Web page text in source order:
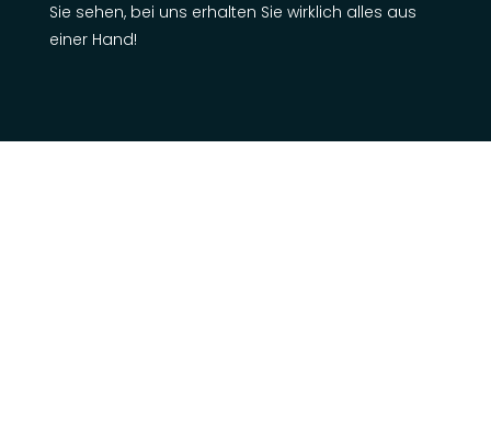
Sie sehen, bei uns erhalten Sie wirklich alles aus
einer Hand!